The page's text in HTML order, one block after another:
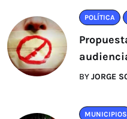
POLÍTICA
BYJORGE
MUNICIPIOS